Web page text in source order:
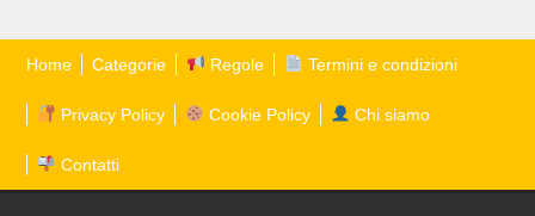
Home Categorie Regole Termini e condizioni
Privacy Policy Cookie Policy Chi siamo
Contatti